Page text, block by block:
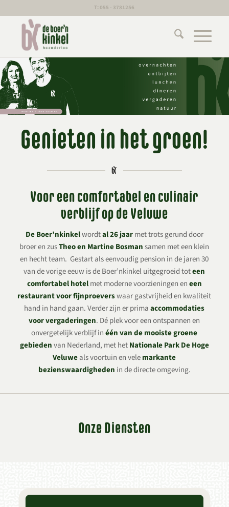
T: 055 - 3781256
Genieten in het groen!
Voor een comfortabel en culinair
verblijf op de Veluwe
De Boer’nkinkelwordtal 26 jaarmet trots gerund door
broer en zusTheo en Martine Bosmansamen met een klein
en hecht team. Gestart als eenvoudig pension in de jaren 30
van de vorige eeuw is de Boer’nkinkel uitgegroeid toteen
comfortabel hotelmet moderne voorzieningen eneen
restaurant voor fijnproeverswaar gastvrijheid en kwaliteit
hand in hand gaan. Verder zijn er primaaccommodaties
voor vergaderingen. Dé plek voor een ontspannen en
onvergetelijk verblijf inéén van de mooiste groene
gebiedenvan Nederland, met hetNationale Park De Hoge
Veluweals voortuin en velemarkante
bezienswaardigheden in de directe omgeving.
Onze Diensten